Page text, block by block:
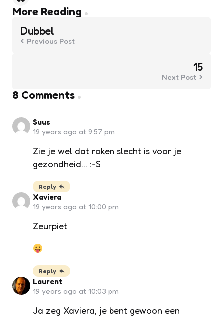
More Reading
Post
navigation
Dubbel
Previous Post
15
Next Post
8 Comments
Suus
19 years ago at 9:57 pm
Zie je wel dat roken slecht is voor je
gezondheid… :-S
Reply
Xaviera
19 years ago at 10:00 pm
Zeurpiet
Reply
Laurent
19 years ago at 10:03 pm
Ja zeg Xaviera, je bent gewoon een